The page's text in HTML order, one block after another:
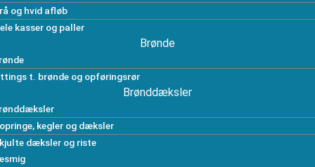
og hvid afløb
kasser og paller
Brønde
t. brønde og opføringsrør
Brønddæksler
kegler og dæksler
dæksler og riste